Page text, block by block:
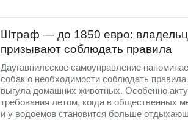
Штраф — до 1850 евро:
призывают соблюдать правила
Даугавпилсское самоуправление
собак о необходимости соблюдать
выгула домашних животных. Особенно
требования летом, когда в общественных
и у водоемов становится больше